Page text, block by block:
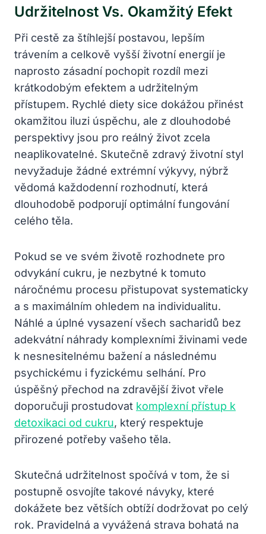
Udržitelnost Vs. Okamžitý Efekt
Při cestě za štíhlejší postavou, lepším
trávením a celkově vyšší životní energií je
naprosto zásadní pochopit rozdíl mezi
krátkodobým efektem a udržitelným
přístupem. Rychlé diety sice dokážou přinést
okamžitou iluzi úspěchu, ale z dlouhodobé
perspektivy jsou pro reálný život zcela
neaplikovatelné. Skutečně zdravý životní styl
nevyžaduje žádné extrémní výkyvy, nýbrž
vědomá každodenní rozhodnutí, která
dlouhodobě podporují optimální fungování
celého těla.
Pokud se ve svém životě rozhodnete pro
odvykání cukru, je nezbytné k tomuto
náročnému procesu přistupovat systematicky
a s maximálním ohledem na individualitu.
Náhlé a úplné vysazení všech sacharidů bez
adekvátní náhrady komplexními živinami vede
k nesnesitelnému bažení a následnému
psychickému i fyzickému selhání. Pro
úspěšný přechod na zdravější život vřele
doporučuji prostudovat komplexní přístup k
detoxikaci od cukru, který respektuje
přirozené potřeby vašeho těla.
Skutečná udržitelnost spočívá v tom, že si
postupně osvojíte takové návyky, které
dokážete bez větších obtíží dodržovat po celý
rok. Pravidelná a vyvážená strava bohatá na